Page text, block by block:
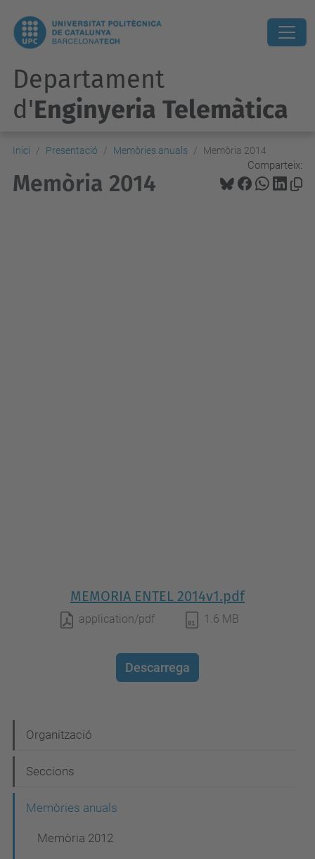
Departament
d'Enginyeria Telemàtica
Inici Presentació Memòries anuals Memòria 2014
Comparteix:
Memòria 2014
MEMORIA ENTEL 2014v1.pdf
application/pdf 1.6 MB
Descarrega
a
v
Organització
Seccions
Memòries anuals
Memòria 2012